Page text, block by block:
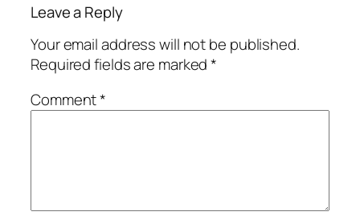
Leave a Reply
Your email address will not be published.
Required fields are marked*
Comment*